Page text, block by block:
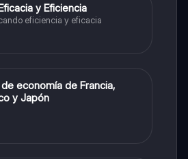
y Eficiencia
eficiencia y eficacia
economía de Francia,
y Japón